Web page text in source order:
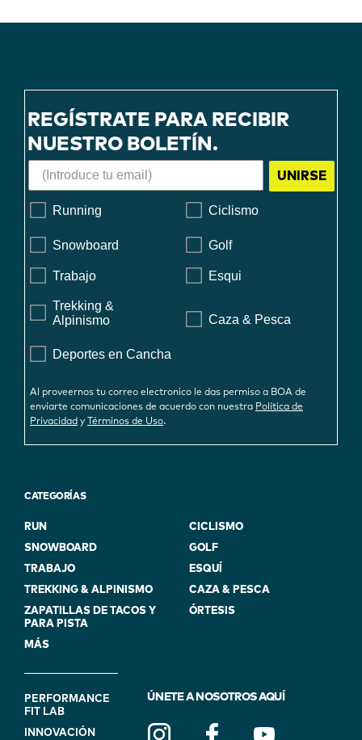
REGÍSTRATE PARA RECIBIR
NUESTRO BOLETÍN.
UNIRSE
Running Ciclismo
Snowboard Golf
Trabajo Esqui
Trekking &
Alpinismo
Caza & Pesca
Deportes en Cancha
Al proveernos tu correo electronico le das permiso a BOA de
enviarte comunicaciones de acuerdo con nuestra Política de
Privacidad y Términos de Uso.
CATEGORÍAS
RUN
CICLISMO
SNOWBOARD
GOLF
TRABAJO
ESQUÍ
TREKKING & ALPINISMO
CAZA & PESCA
ZAPATILLAS DE TACOS Y
PARA PISTA
ÓRTESIS
MÁS
FOOTER
NAVIGATION
PERFORMANCE
FIT LAB
INNOVACIÓN
ÚNETE A NOSOTROS AQUÍ